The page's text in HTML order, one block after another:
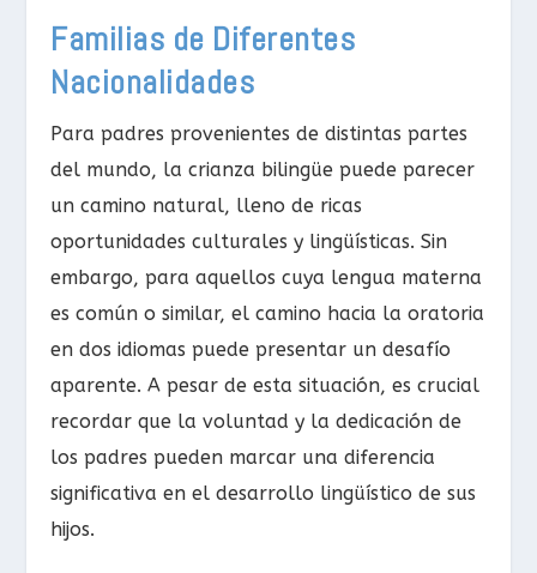
Familias de Diferentes
Nacionalidades
Para padres provenientes de distintas partes
del mundo, la crianza bilingüe puede parecer
un camino natural, lleno de ricas
oportunidades culturales y lingüísticas. Sin
embargo, para aquellos cuya lengua materna
es común o similar, el camino hacia la oratoria
en dos idiomas puede presentar un desafío
aparente. A pesar de esta situación, es crucial
recordar que la voluntad y la dedicación de
los padres pueden marcar una diferencia
significativa en el desarrollo lingüístico de sus
hijos.